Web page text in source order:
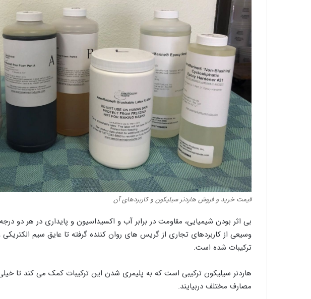
قیمت خرید و فروش هاردنر سیلیکون و کاربردهای آن
بی اثر بودن شیمیایی، مقاومت در برابر آب و اکسیداسیون و پایداری در هر دو
وسیعی از کاربردهای تجاری از گریس های روان کننده گرفته تا عایق سیم
ترکیبات شده است.
هاردنر سیلیکون ترکیبی است که به پلیمری شدن این ترکیبات کمک می کند تا
مصارف مختلف دربیایند.